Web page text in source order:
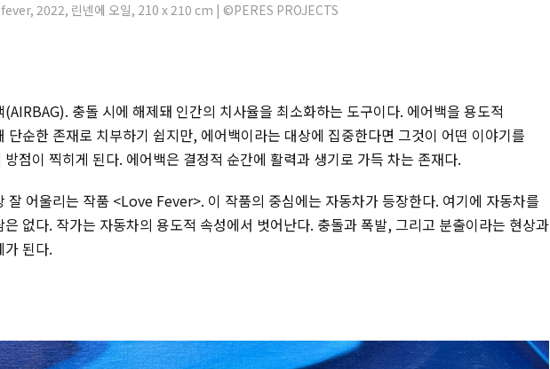
2022, 린넨에 오일, 210 x 210 cm | ©PERES PROJECTS
(AIRBAG). 충돌 시에 해제돼 인간의 치사율을 최소화하는 도구이다. 에어백을 용도적
단순한 존재로 치부하기 쉽지만, 에어백이라는 대상에 집중한다면 그것이 어떤 이야기를
점이 찍히게 된다. 에어백은 결정적 순간에 활력과 생기로 가득 차는 존재다.
잘 어울리는 작품 <Love Fever>. 이 작품의 중심에는 자동차가 등장한다. 여기에 자동차를
없다. 작가는 자동차의 용도적 속성에서 벗어난다. 충돌과 폭발, 그리고 분출이라는 현상과
가 된다.